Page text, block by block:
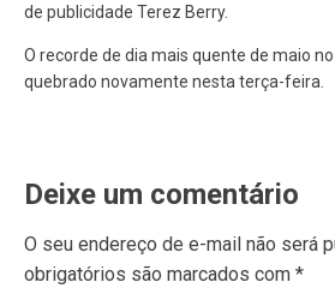
de publicidade Terez Berry.
O recorde de dia mais quente de maio
quebrado novamente nesta terça-feira.
Deixe um comentário
O seu endereço de e-mail não será
obrigatórios são marcados com *